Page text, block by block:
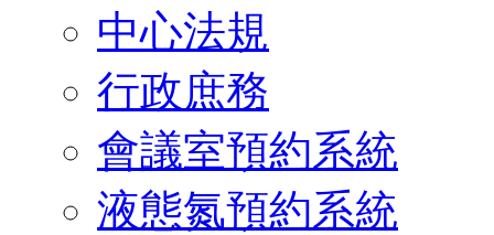
中心法規
行政庶務
會議室預約系統
液態氮預約系統